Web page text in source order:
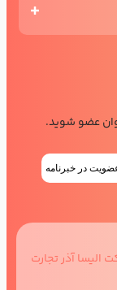
وان عضو شوید.
در خبرنامه
الیسا آذر تجارت